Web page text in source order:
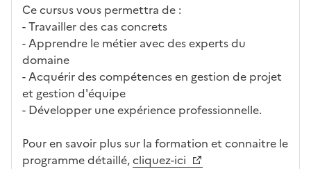
Ce cursus vous permettra de :
- Travailler des cas concrets
- Apprendre le métier avec des experts du
domaine
- Acquérir des compétences en gestion de projet
et gestion d'équipe
- Développer une expérience professionnelle.
Pour en savoir plus sur la formation et connaitre le
programme détaillé,cliquez-ici